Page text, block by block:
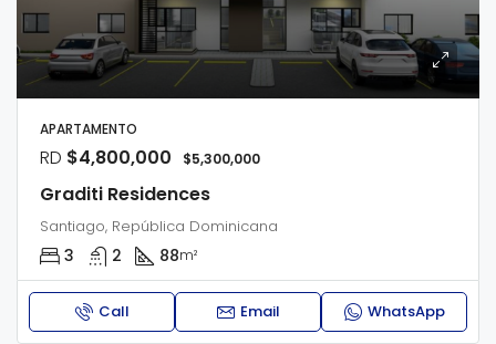
APARTAMENTO
RD $4,800,000 $5,300,000
Graditi Residences
Santiago, República Dominicana
3 2 88m²
Call Email WhatsApp